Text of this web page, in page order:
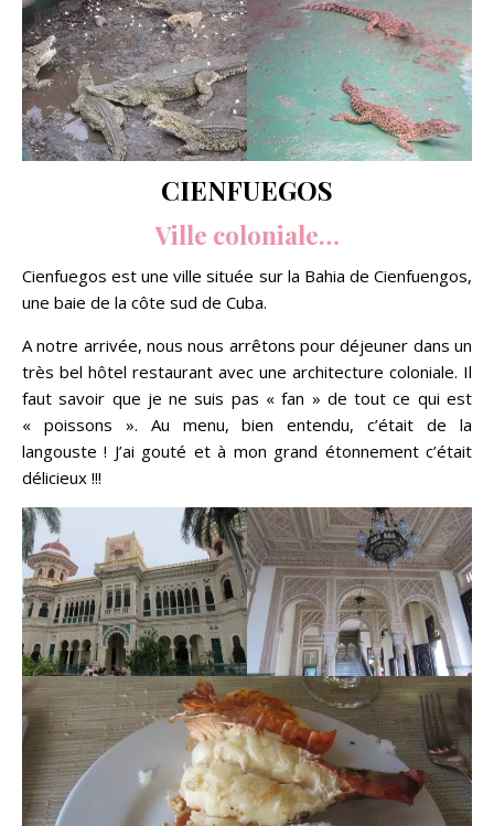
CIENFUEGOS
Ville coloniale…
Cienfuegos est une ville située sur la Bahia de Cienfuengos,
une baie de la côte sud de Cuba.
A notre arrivée, nous nous arrêtons pour déjeuner dans un
très bel hôtel restaurant avec une architecture coloniale. Il
faut savoir que je ne suis pas « fan » de tout ce qui est
« poissons ». Au menu, bien entendu, c’était de la
langouste ! J’ai gouté et à mon grand étonnement c’était
délicieux !!!